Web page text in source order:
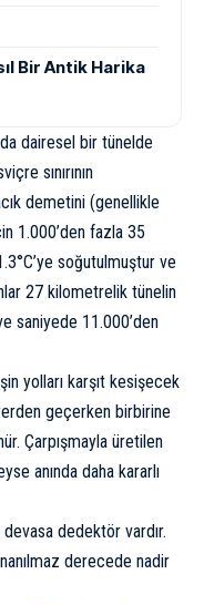
Bir Antik Harika
dairesel bir tünelde
sınırının
demetini (genellikle
1.000’den fazla 35
soğutulmuştur ve
27 kilometrelik tünelin
saniyede 11.000’den
yolları karşıt kesişecek
geçerken birbirine
Çarpışmayla üretilen
anında daha kararlı
dedektör vardır.
derecede nadir